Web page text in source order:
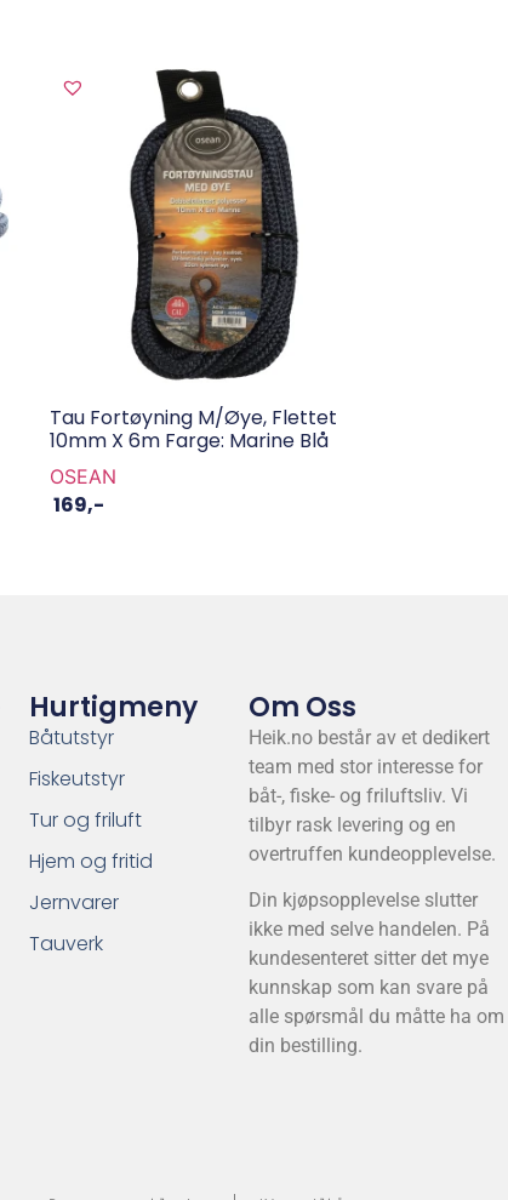
Tau Fortøyning M/øye, Flettet
10mm X 6m Farge: Marine Blå
OSEAN
169,-
Hurtigmeny
Båtutstyr
Fiskeutstyr
Tur og friluft
Hjem og fritid
Jernvarer
Tauverk
Om Oss
Heik.no består av et dedikert
team med stor interesse for
båt-, fiske- og friluftsliv. Vi
tilbyr rask levering og en
overtruffen kundeopplevelse.
Din kjøpsopplevelse slutter
ikke med selve handelen. På
kundesenteret sitter det mye
kunnskap som kan svare på
alle spørsmål du måtte ha om
din bestilling.